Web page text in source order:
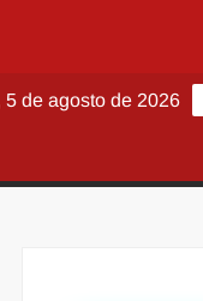
5 de agosto de 2026